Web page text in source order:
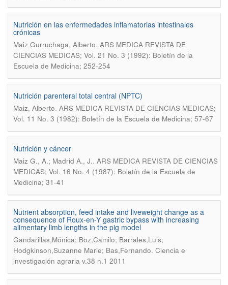
Nutrición en las enfermedades inflamatorias intestinales
crónicas
Maiz Gurruchaga, Alberto. ARS MEDICA REVISTA DE
CIENCIAS MEDICAS; Vol. 21 No. 3 (1992): Boletín de la
Escuela de Medicina; 252-254
Nutrición parenteral total central (NPTC)
Maiz, Alberto. ARS MEDICA REVISTA DE CIENCIAS MEDICAS;
Vol. 11 No. 3 (1982): Boletín de la Escuela de Medicina; 57-67
Nutrición y cáncer
Maiz G., A.; Madrid A., J.. ARS MEDICA REVISTA DE CIENCIAS
MEDICAS; Vol. 16 No. 4 (1987): Boletín de la Escuela de
Medicina; 31-41
Nutrient absorption, feed intake and liveweight change as a
consequence of Roux-en-Y gastric bypass with increasing
alimentary limb lengths in the pig model
Gandarillas,Mónica; Boz,Camilo; Barrales,Luis;
Hodgkinson,Suzanne Marie; Bas,Fernando. Ciencia e
investigación agraria v.38 n.1 2011